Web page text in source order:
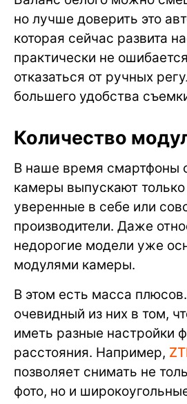
но лучше доверить это
которая сейчас развита
практически не
отказаться от ручных
большего удобства
Количество
В наше время смартфоны
камеры выпускают только
уверенные в себе или
производители. Даже
недорогие модели уже
модулями камеры.
В этом есть масса
очевидный из них в том,
иметь разные настройки
расстояния. Например,
позволяет снимать не
фото, но и